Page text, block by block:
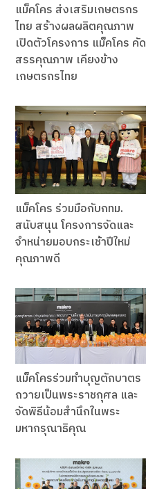
แม็คโคร ส่งเสริมเกษตรกร
ไทย สร้างผลผลิตคุณภาพ
เปิดตัวโครงการ แม็คโคร คัด
สรรคุณภาพ เคียงข้าง
เกษตรกรไทย
แม็คโคร ร่วมมือกับกทม.
สนับสนุน โครงการจัดและ
จำหน่ายมอบกระเช้าปีใหม่
คุณภาพดี
แม็คโครร่วมทำบุญตักบาตร
ถวายเป็นพระราชกุศล และ
จัดพิธีน้อมสำนึกในพระ
มหากรุณาธิคุณ